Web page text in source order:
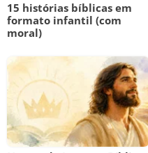
15 histórias bíblicas em
formato infantil (com
moral)